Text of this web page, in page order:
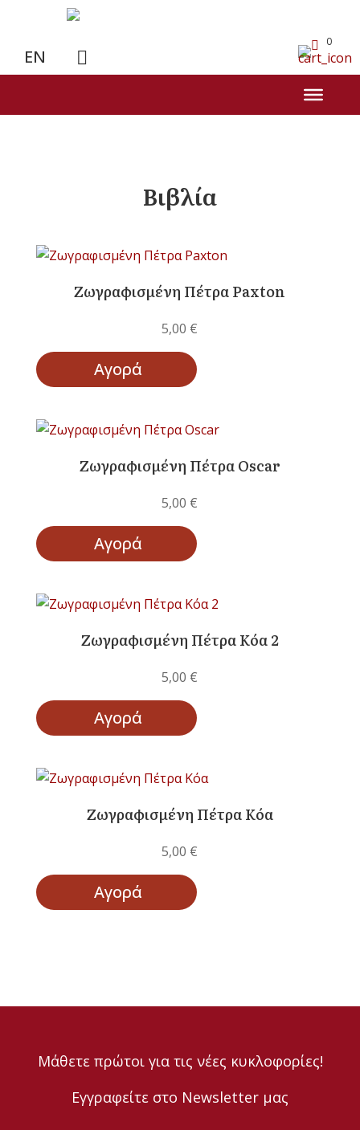
0
EN
Βιβλία
Ζωγραφισμένη Πέτρα Paxton
5,00 €
Αγορά
Ζωγραφισμένη Πέτρα Oscar
5,00 €
Αγορά
Ζωγραφισμένη Πέτρα Κόα 2
5,00 €
Αγορά
Ζωγραφισμένη Πέτρα Κόα
5,00 €
Αγορά
Μάθετε πρώτοι για τις νέες κυκλοφορίες!
Εγγραφείτε στο Newsletter μας